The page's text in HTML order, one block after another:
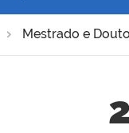
Mestrado e